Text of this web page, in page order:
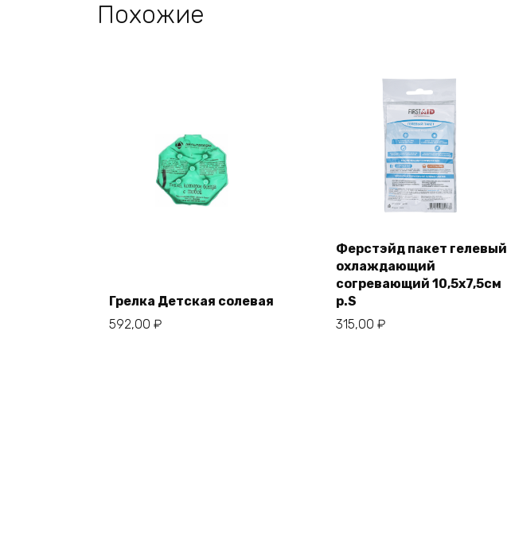
Похожие
Грелка Детская солевая
592,00 ₽
Ферстэйд пакет гелевый
охлаждающий
согревающий 10,5х7,5см
р.S
315,00 ₽